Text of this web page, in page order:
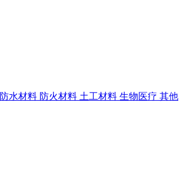
防水材料 防火材料 土工材料 生物医疗 其他